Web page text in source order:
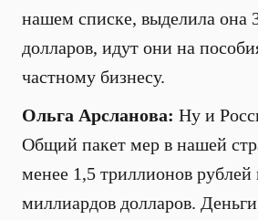
нашем списке, выделила она
долларов, идут они на
частному бизнесу.
Ольга Арсланова: Ну и
Общий пакет мер в нашей
менее 1,5 триллионов рублей
миллиардов долларов.